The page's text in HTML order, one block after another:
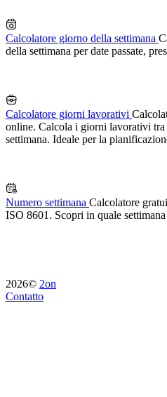
Calcolatore giorno della settimana
della settimana per date passate,
Calcolatore giorni lavorativi
online. Calcola i giorni lavorativi tra
settimana. Ideale per la
Numero settimana Calcolatore
ISO 8601. Scopri in quale
2026© 2on
Contatto